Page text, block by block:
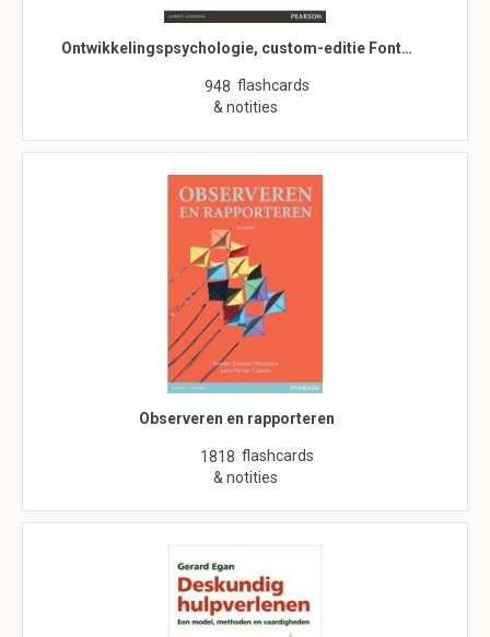
Ontwikkelingspsychologie, custom-editie Font…
948 flashcards
& notities
Observeren en rapporteren
1818 flashcards
& notities